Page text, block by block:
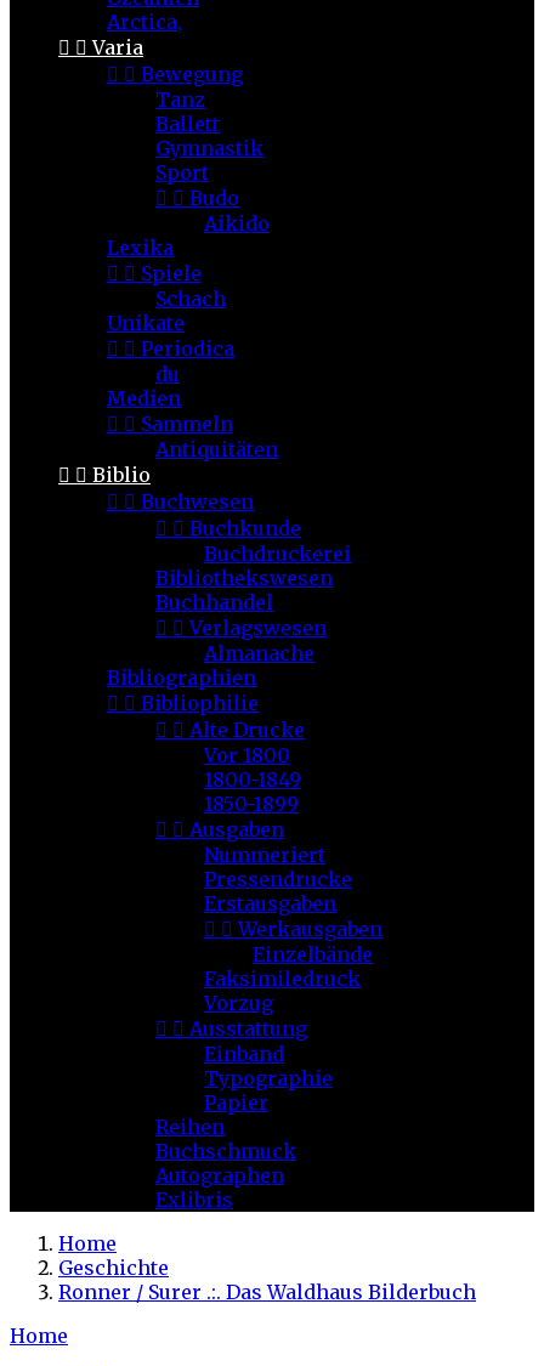
Arctica,
  Varia
  Bewegung
Tanz
Ballett
Gymnastik
Sport
  Budo
Aikido
Lexika
  Spiele
Schach
Unikate
  Periodica
du
Medien
  Sammeln
Antiquitäten
  Biblio
  Buchwesen
  Buchkunde
Buchdruckerei
Bibliothekswesen
Buchhandel
  Verlagswesen
Almanache
Bibliographien
  Bibliophilie
  Alte Drucke
Vor 1800
1800-1849
1850-1899
  Ausgaben
Nummeriert
Pressendrucke
Erstausgaben
  Werkausgaben
Einzelbände
Faksimiledruck
Vorzug
  Ausstattung
Einband
Typographie
Papier
Reihen
Buchschmuck
Autographen
Exlibris
Home
Geschichte
Ronner / Surer .:. Das Waldhaus Bilderbuch
Home